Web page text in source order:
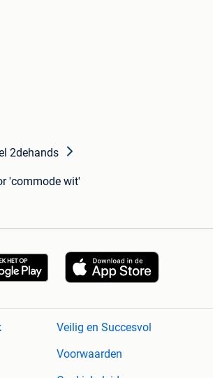
2dehands
'commode wit'
Veilig en Succesvol
Voorwaarden